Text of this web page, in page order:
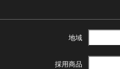
地域
採用商品